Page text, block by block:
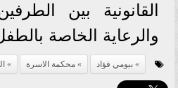
القانونية بين
والرعاية الخاصة
بيومي فؤاد محكمة الاسرة